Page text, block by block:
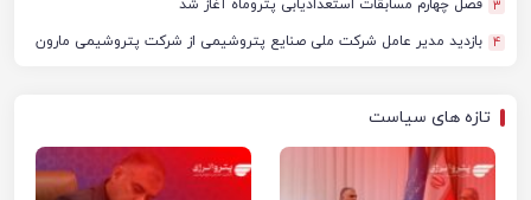
3 فصل چهارم مسابقات استعدادیابی پتروماه آغاز شد
4 بازدید مدیر عامل شرکت ملی صنایع پتروشیمی از شرکت پتروشیمی مارون
تازه های سیاست